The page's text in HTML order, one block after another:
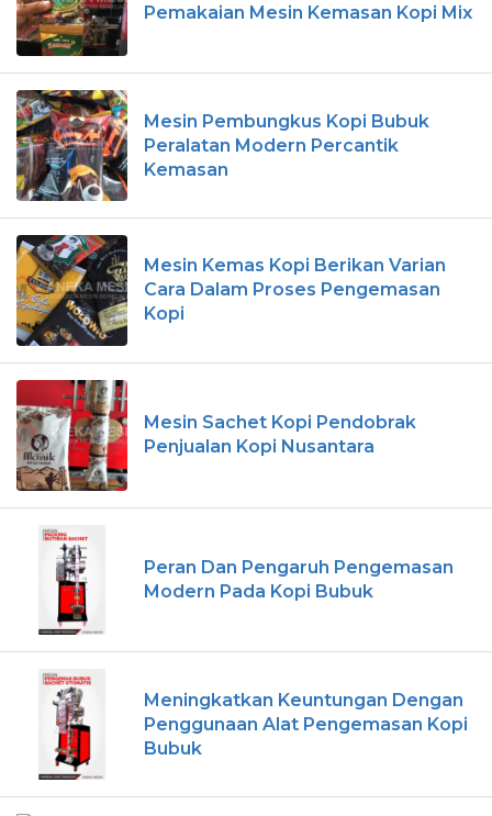
Pemakaian Mesin Kemasan Kopi Mix
Mesin Pembungkus Kopi Bubuk
Peralatan Modern Percantik
Kemasan
Mesin Kemas Kopi Berikan Varian
Cara Dalam Proses Pengemasan
Kopi
Mesin Sachet Kopi Pendobrak
Penjualan Kopi Nusantara
Peran Dan Pengaruh Pengemasan
Modern Pada Kopi Bubuk
Meningkatkan Keuntungan Dengan
Penggunaan Alat Pengemasan Kopi
Bubuk